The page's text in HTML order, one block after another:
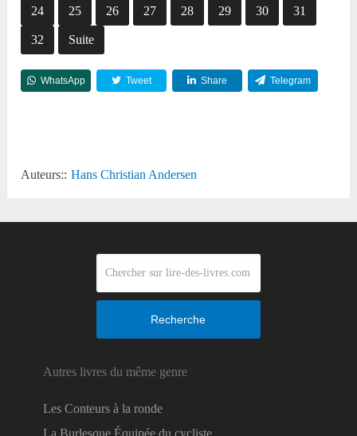
24 25 26 27 28 29 30 31
32 Suite
WhatsApp Tweet Share Telegram
Auteurs:: Hans Christian Andersen
Recherche
Autres livres du même genre
Les Conteurs à la ronde
La Burlesque Équipée du cycliste